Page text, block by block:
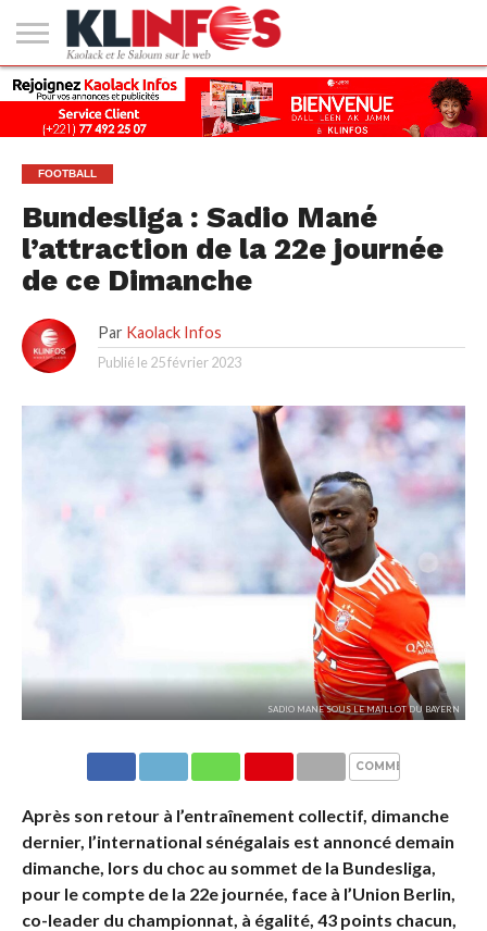
#2
(PAS
DE
TITRE)
KAOLACK
POLITIQUE
ECONOMIE
SOCIÉTÉ
CULTURE
PEOPLE
SPORT
SANTÉ
AFRIQUE
INTERNATIONAL
EMPLOI &
FORMATION
FOOTBALL
Bundesliga : Sadio Mané
l’attraction de la 22e journée
de ce Dimanche
Par Kaolack Infos
Publié le 25 février 2023
SADIO MANE SOUS LE MAILLOT DU BAYERN
COMMENTAIRES
Après son retour à l’entraînement collectif, dimanche
dernier, l’international sénégalais est annoncé demain
dimanche, lors du choc au sommet de la Bundesliga,
pour le compte de la 22e journée, face à l’Union Berlin,
co-leader du championnat, à égalité, 43 points chacun,